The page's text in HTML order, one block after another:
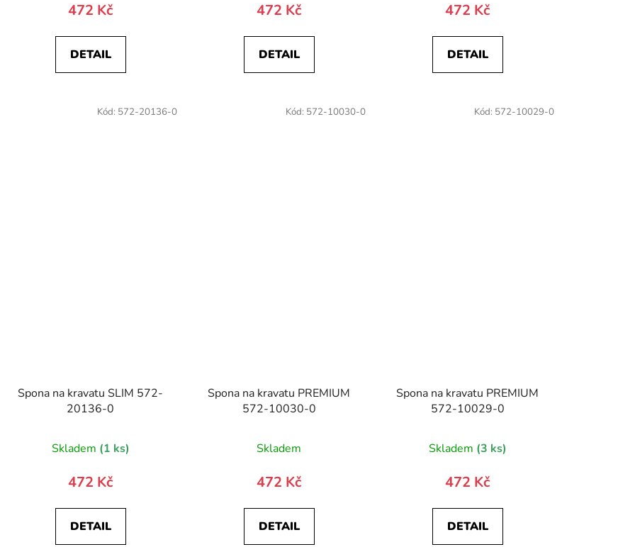
472 Kč
DETAIL
472 Kč
DETAIL
472 Kč
DETAIL
Spona na kravatu SLIM 572-
20136-0
Skladem (1 ks)
472 Kč
DETAIL
Kód: 572-20136-0
Spona na kravatu PREMIUM
572-10030-0
Skladem
472 Kč
DETAIL
Kód: 572-10030-0
Spona na kravatu PREMIUM
572-10029-0
Skladem (3 ks)
472 Kč
DETAIL
Kód: 572-10029-0